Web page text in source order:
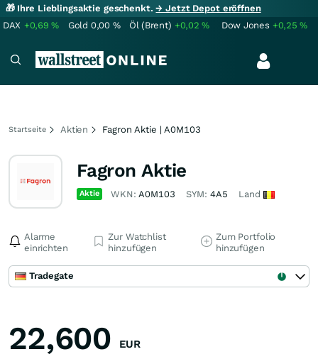
🎁 Ihre Lieblingsaktie geschenkt.→ Jetzt Depot eröffnen
DAX +0,69% Gold 0,00 % Öl (Brent) +0,02% Dow Jones +0,25%
Startseite Aktien Fagron Aktie | A0M103
Fagron Aktie
Aktie WKN:A0M103 SYM: 4A5 Land
Alarme
einrichten
Zur Watchlist
hinzufügen
Zum Portfolio
hinzufügen
Tradegate
22,600 EUR